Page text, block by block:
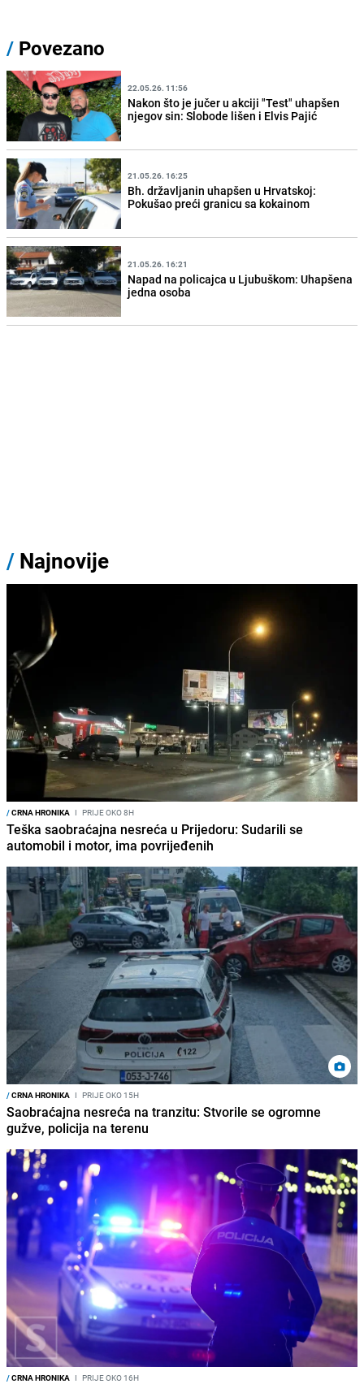
/ Povezano
22.05.26. 11:56
Nakon što je jučer u akciji "Test" uhapšen
njegov sin: Slobode lišen i Elvis Pajić
21.05.26. 16:25
Bh. državljanin uhapšen u Hrvatskoj:
Pokušao preći granicu sa kokainom
21.05.26. 16:21
Napad na policajca u Ljubuškom: Uhapšena
jedna osoba
/ Najnovije
/CRNA HRONIKA I PRIJE OKO 8H
Teška saobraćajna nesreća u Prijedoru: Sudarili se
automobil i motor, ima povrijeđenih
/CRNA HRONIKA I PRIJE OKO 15H
Saobraćajna nesreća na tranzitu: Stvorile se ogromne
gužve, policija na terenu
/CRNA HRONIKA I PRIJE OKO 16H